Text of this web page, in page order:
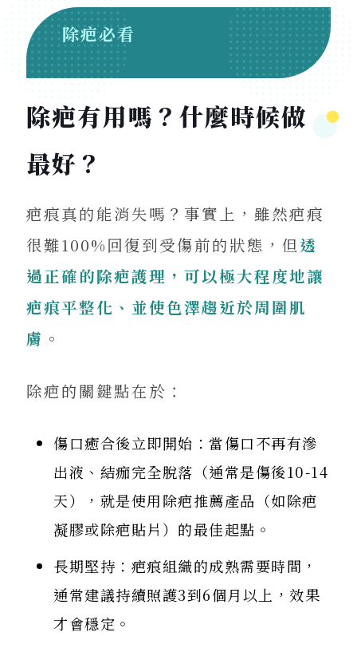
除疤必看
除疤有用嗎？什麼時候做
最好？
疤痕真的能消失嗎？事實上，雖然疤痕
很難100%回復到受傷前的狀態，但透
過正確的除疤護理，可以極大程度地讓
疤痕平整化、並使色澤趨近於周圍肌
膚 。
除疤的關鍵點在於：
傷口癒合後立即開始：當傷口不再有滲
出液、結痂完全脫落（通常是傷後10-14
天），就是使用除疤推薦產品（如除疤
凝膠或除疤貼片）的最佳起點。
長期堅持：疤痕組織的成熟需要時間，
通常建議持續照護3到6個月以上，效果
才會穩定。